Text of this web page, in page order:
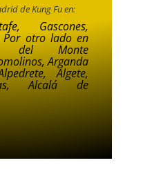
de Kung Fu en:
Gascones,
Por otro lado en
del Monte
Arganda
Algete,
Alcalá de